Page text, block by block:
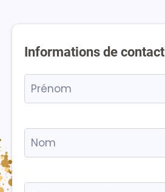
Informations de contact